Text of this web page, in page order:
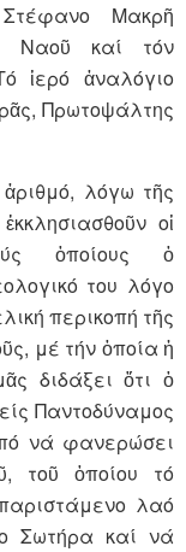
Μακρῆ
Ναοῦ καί τόν
ἱερό ἀναλόγιο
Πρωτοψάλτης
λόγω τῆς
οἱ
ὁποίους ὁ
του λόγο
περικοπή τῆς
μέ τήν ὁποία ἡ
διδάξει ὅτι ὁ
Παντοδύναμος
νά φανερώσει
τοῦ ὁποίου τό
λαό
Σωτήρα καί νά